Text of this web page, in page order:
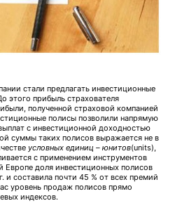
стали предлагать инвестиционные
этого прибыль страхователя
полученной страховой компанией
полисы позволили напрямую
с инвестиционной доходностью
суммы таких полисов выражается не в
условных единиц – юнитов(units),
с применением инструментов
Европе доля инвестиционных полисов
и составила почти 45 % от всех премий
уровень продаж полисов прямо
индексов.